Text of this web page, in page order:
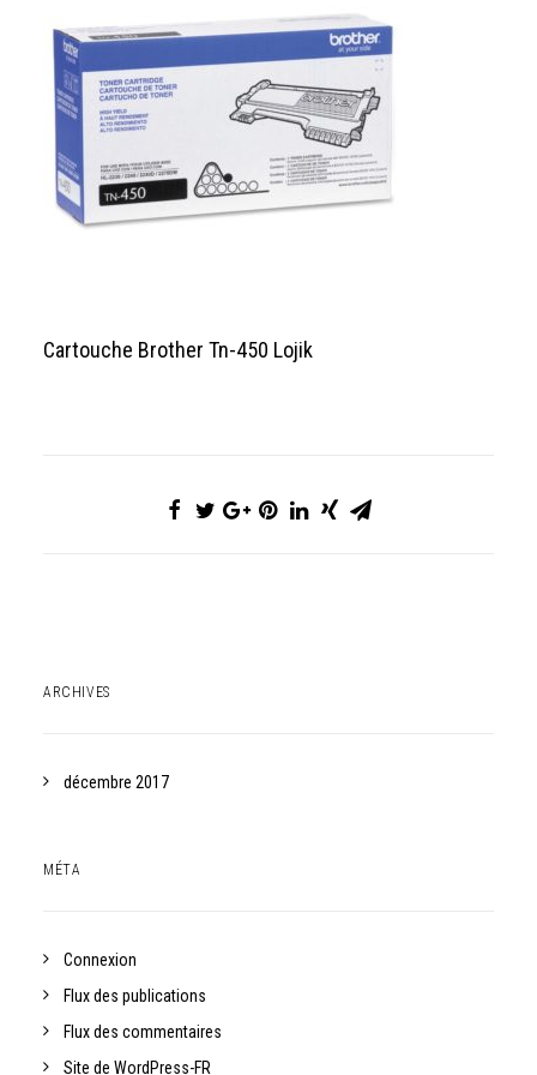
Cartouche Brother Tn-450 Lojik
ARCHIVES
décembre 2017
MÉTA
Connexion
Flux des publications
Flux des commentaires
Site de WordPress-FR